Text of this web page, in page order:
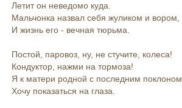
Летит он неведомо куда.
Мальчонка назвал себя жуликом и вором,
И жизнь его - вечная тюрьма.
Постой, паровоз, ну, не стучите, колеса!
Кондуктор, нажми на тормоза!
Я к матери родной с последним поклоном
Хочу показаться на глаза.